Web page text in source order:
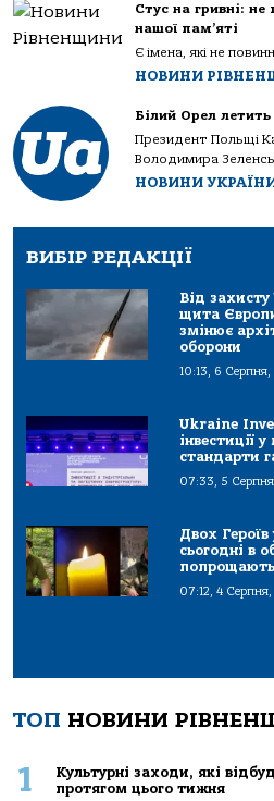
Стус на гривні:
нашої пам’яті
Є імена, які не
НОВИНИ
Білий Орел
Президент Польщі
Володимира
НОВИНИ
ВИБІР РЕДАКЦІЇ
Від захисту
щита
змінює
оборони
10:13, 6
Ukraine
інвестиції
стандарти
07:33, 5
Двох
сьогодні в
07:12, 4
ТОП НОВИНИ
1
Культурні заходи, які
протягом цього тижня